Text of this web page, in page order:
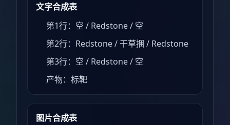
文字合成表
第1行：空 / Redstone / 空
第2行：Redstone / 干草捆 / Redstone
第3行：空 / Redstone / 空
产物：标靶
图片合成表